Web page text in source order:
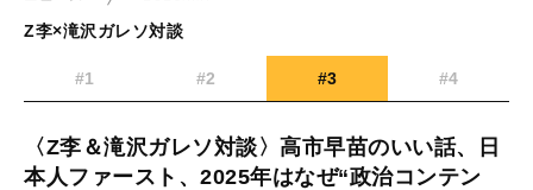
Z李×滝沢ガレソ対談
#1 #2 #3 #4
〈Z李＆滝沢ガレソ対談〉高市早苗のいい話、日
本人ファースト、2025年はなぜ“政治コンテン